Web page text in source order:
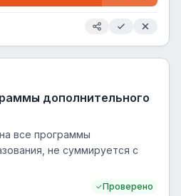
дополнительного
все программы
не суммируется с
Проверено